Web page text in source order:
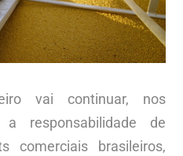
vai continuar, nos
responsabilidade de
comerciais brasileiros,